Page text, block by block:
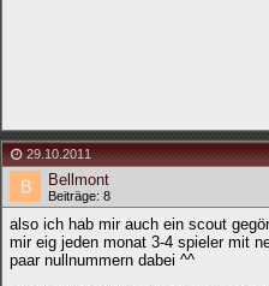
29.10.2011
Bellmont
Beiträge: 8
also ich hab mir auch ein scout
mir eig jeden monat 3-4 spieler mit
paar nullnummern dabei ^^